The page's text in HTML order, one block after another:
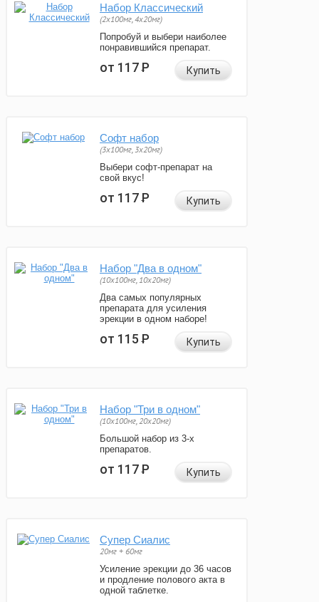
Набор Классический
(2x100мг, 4x20мг)
Попробуй и выбери наиболее
понравившийся препарат.
от 117Р Купить
Софт набор
(3x100мг, 3x20мг)
Выбери софт-препарат на
свой вкус!
от 117Р Купить
Набор "Два в одном"
(10x100мг, 10x20мг)
Два самых популярных
препарата для усиления
эрекции в одном наборе!
от 115Р Купить
Набор "Три в одном"
(10x100мг, 20x20мг)
Большой набор из 3-х
препаратов.
от 117Р Купить
Супер Сиалис
20мг + 60мг
Усиление эрекции до 36 часов
и продление полового акта в
одной таблетке.